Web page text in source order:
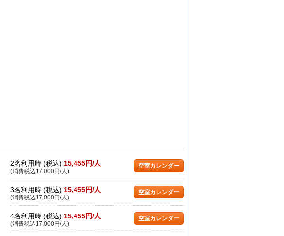
2名利用時 (税込) 15,455円/人
(消費税込17,000円/人)
空室カレンダー
3名利用時 (税込) 15,455円/人
(消費税込17,000円/人)
空室カレンダー
4名利用時 (税込) 15,455円/人
(消費税込17,000円/人)
空室カレンダー